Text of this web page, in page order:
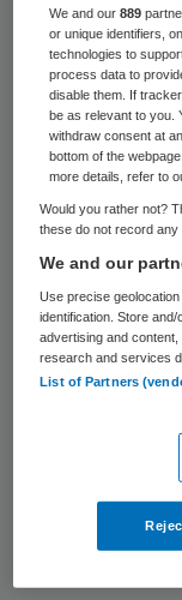
De 26-jarige
Ziekenhuis
heel veel
computer
Volgens een
Openbaar
dan 700
ernstig
de
straat te
We and our889
or unique identifiers,
technologies to
process data to
disable them. If
be as relevant to you.
withdraw consent at
bottom of the
more details, refer to
Would you rather not?
these do not record
We and our
Use precise
identification. Store
advertising and
research and services
List of Partners